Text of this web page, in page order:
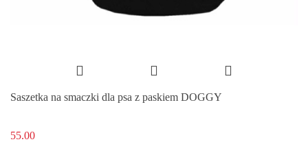
Saszetka na smaczki dla psa z paskiem DOGGY
55.00